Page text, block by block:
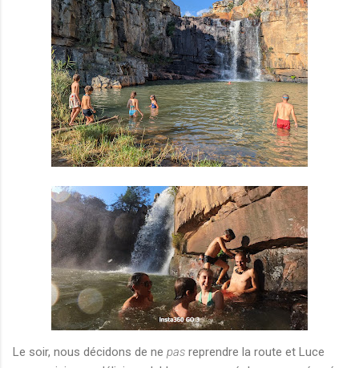
Le soir, nous décidons de ne pas reprendre la route et Luce